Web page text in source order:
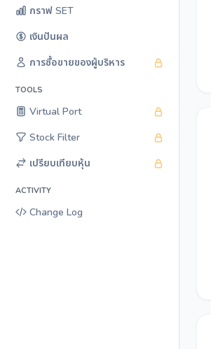
กราฟ SET
เงินปันผล
การซื้อขายของผู้บริหาร
TOOLS
Virtual Port
Stock Filter
เปรียบเทียบหุ้น
ACTIVITY
Change Log